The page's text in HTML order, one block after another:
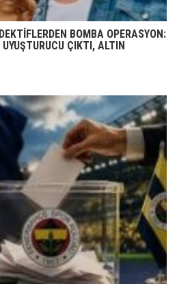
BOMBA OPERASYON:
ÇIKTI, ALTIN